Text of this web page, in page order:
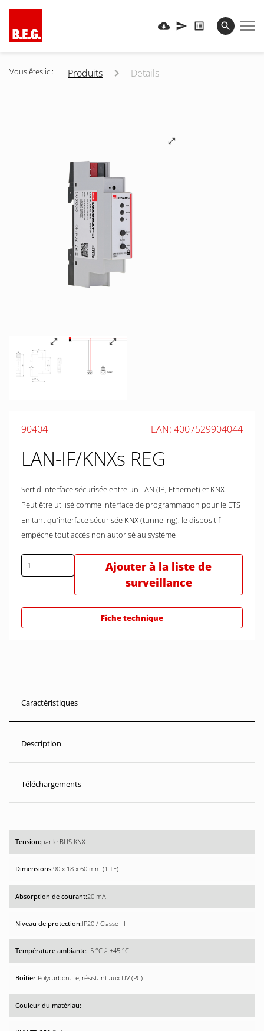
Vous êtes ici: Produits Details
90404 EAN: 4007529904044
LAN-IF/KNXs REG
Sert d'interface sécurisée entre un LAN (IP, Ethernet) et KNX
Peut être utilisé comme interface de programmation pour le ETS
En tant qu'interface sécurisée KNX (tunneling), le dispositif
empêche tout accès non autorisé au système
Ajouter à la liste de
surveillance
Fiche technique
Caractéristiques
Description
Téléchargements
par le BUS KNX
90 x 18 x 60 mm (1 TE)
20 mA
IP20 / Classe III
-5 °C à +45 °C
Polycarbonate, résistant aux UV (PC)
-